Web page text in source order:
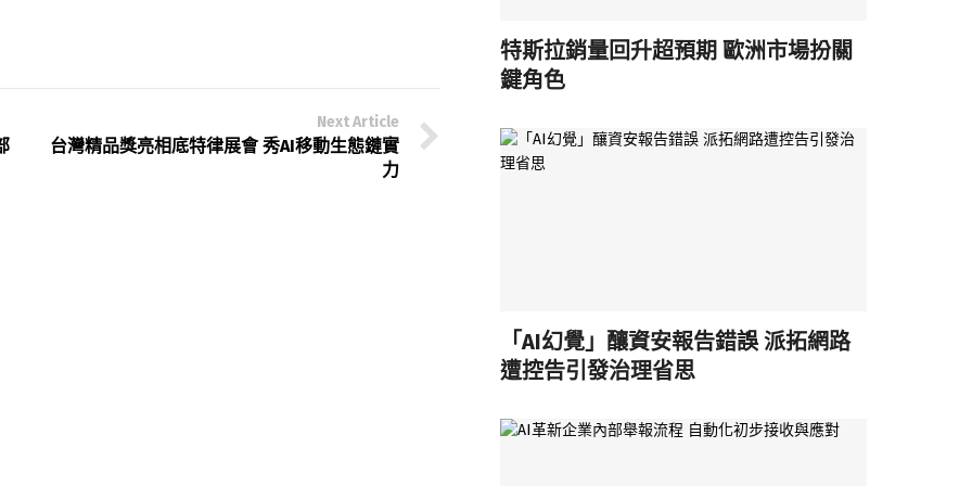
Next Article
台灣精品獎亮相底特律展會 秀AI移動生態鏈實
力
特斯拉銷量回升超預期 歐洲市場扮關
鍵角色
「AI幻覺」釀資安報告錯誤 派拓網路
遭控告引發治理省思